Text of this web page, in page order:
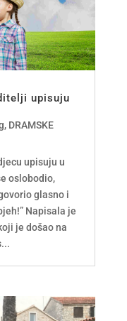
upisuju
, DRAMSKE
upisuju u
oslobodio,
glasno i
Napisala je
je došao na